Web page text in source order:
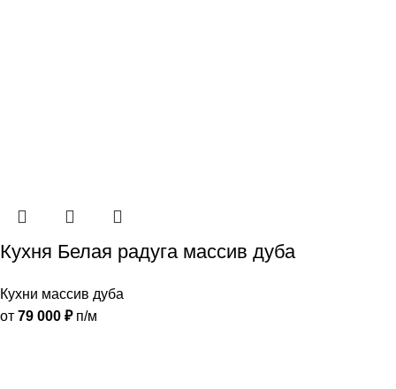
Кухня Белая радуга массив дуба
Кухни массив дуба
от 79 000 ₽п/м